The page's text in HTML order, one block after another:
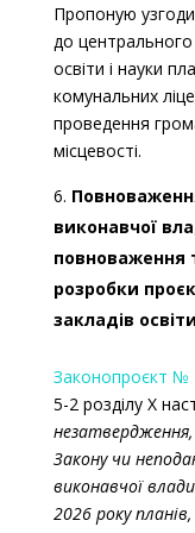
Пропоную
до центрального
освіти і науки
комунальних
проведення
місцевості.
виконавчої
повноваження
розробки
закладів освіти
Законопроєкт №
5-2 розділу X
Закону чи
виконавчої
2026 року